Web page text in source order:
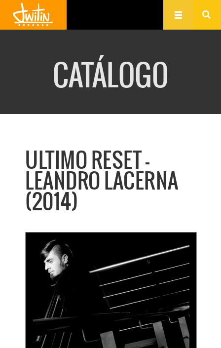
CATÁLOGO
ULTIMO RESET -
LEANDRO LACERNA
(2014)